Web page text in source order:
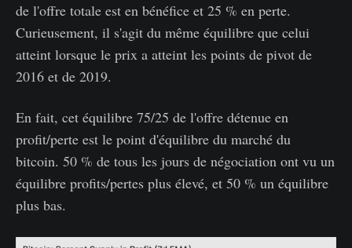
de l'offre totale est en bénéfice et 25 % en perte.
Curieusement, il s'agit du même équilibre que celui
atteint lorsque le prix a atteint les points de pivot de
2016 et de 2019.
En fait, cet équilibre 75/25 de l'offre détenue en
profit/perte est le point d'équilibre du marché du
bitcoin. 50 % de tous les jours de négociation ont vu un
équilibre profits/pertes plus élevé, et 50 % un équilibre
plus bas.